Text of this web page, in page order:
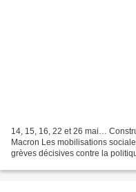
14, 15, 16, 22 et 26 mai…
Macron Les mobilisations
grèves décisives contre la